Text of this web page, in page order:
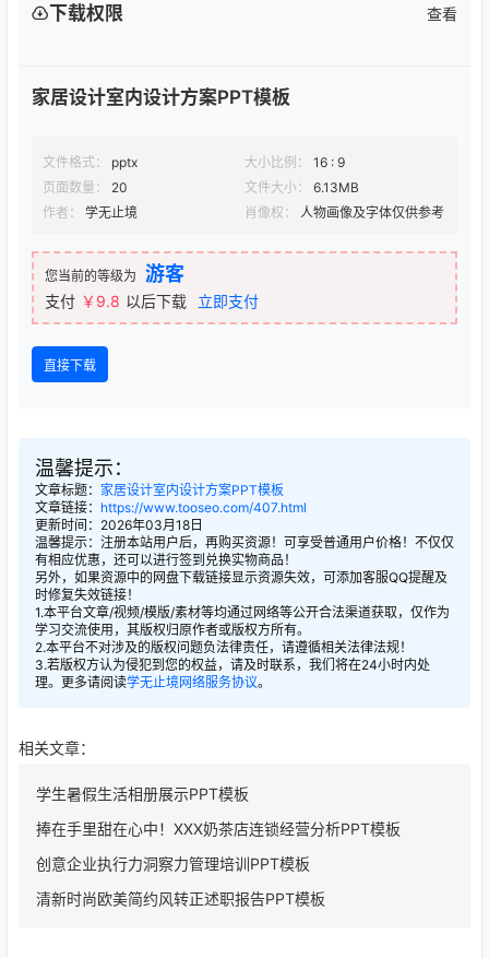
下载权限 查看
家居设计室内设计方案PPT模板
文件格式： pptx 大小比例：
16 : 9
页面数量：
20 文件大小：
6.13MB
作者：
学无止境 肖像权： 人物画像及字体仅供参考
您当前的等级为 游客
支付 ￥9.8 以后下载 立即支付
直接下载
温馨提示：
文章标题： 家居设计室内设计方案PPT模板
文章链接： https://www.tooseo.com/407.html
更新时间：2026年03月18日
温馨提示：注册本站用户后，再购买资源！可享受普通用户价格！不仅仅
有相应优惠，还可以进行签到兑换实物商品！
另外，如果资源中的网盘下载链接显示资源失效，可添加客服QQ提醒及
时修复失效链接！
1.本平台文章/视频/模版/素材等均通过网络等公开合法渠道获取，仅作为
学习交流使用，其版权归原作者或版权方所有。
2.本平台不对涉及的版权问题负法律责任，请遵循相关法律法规！
3.若版权方认为侵犯到您的权益，请及时联系，我们将在24小时内处
理。更多请阅读学无止境网络服务协议。
相关文章：
学生暑假生活相册展示PPT模板
捧在手里甜在心中！XXX奶茶店连锁经营分析PPT模板
创意企业执行力洞察力管理培训PPT模板
清新时尚欧美简约风转正述职报告PPT模板